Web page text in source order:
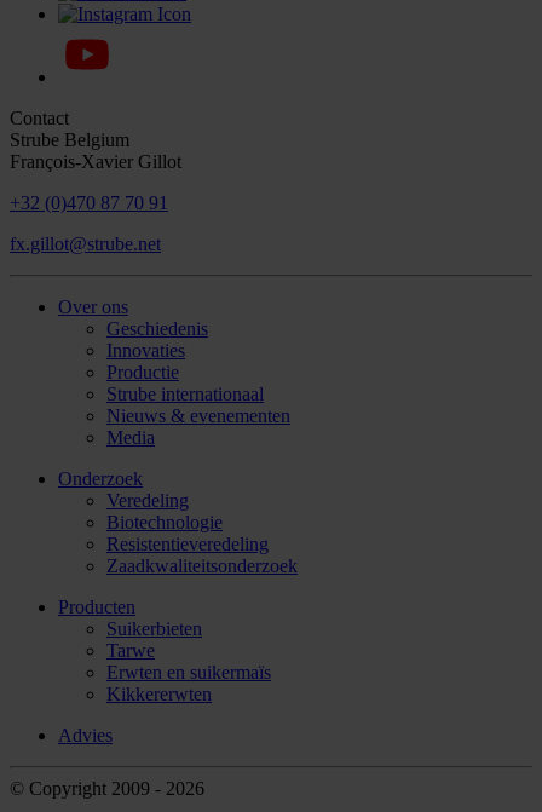
Contact
Strube Belgium
François-Xavier Gillot
+32 (0)470 87 70 91
fx.gillot@strube.net
Over ons
Geschiedenis
Innovaties
Productie
Strube internationaal
Nieuws & evenementen
Media
Onderzoek
Veredeling
Biotechnologie
Resistentieveredeling
Zaadkwaliteitsonderzoek
Producten
Suikerbieten
Tarwe
Erwten en suikermaïs
Kikkererwten
Advies
© Copyright 2009 - 2026